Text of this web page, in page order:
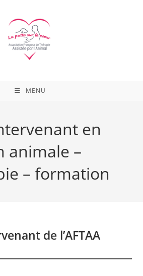
MENU
en
animale –
– formation
de l’AFTAA